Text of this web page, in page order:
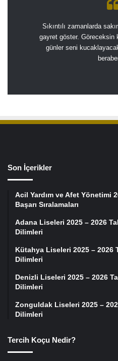
Sıkıntılı zamanlarda
gayret göster. Göreceksin
günler seni
Son İçerikler
Acil Yardım ve Afet Yönetimi
Başarı Sıralamaları
Adana Liseleri 2025 – 2026
Dilimleri
Kütahya Liseleri 2025 – 2026
Dilimleri
Denizli Liseleri 2025 – 2026
Dilimleri
Zonguldak Liseleri 2025 –
Dilimleri
Tercih Koçu Nedir?